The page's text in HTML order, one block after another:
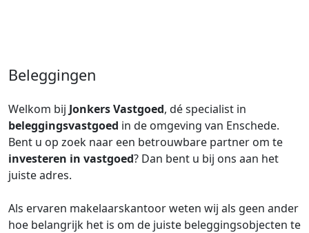
Beleggingen
Welkom bij Jonkers Vastgoed, dé specialist in
beleggingsvastgoed in de omgeving van Enschede.
Bent u op zoek naar een betrouwbare partner om te
investeren in vastgoed? Dan bent u bij ons aan het
juiste adres.
Als ervaren makelaarskantoor weten wij als geen ander
hoe belangrijk het is om de juiste beleggingsobjecten te